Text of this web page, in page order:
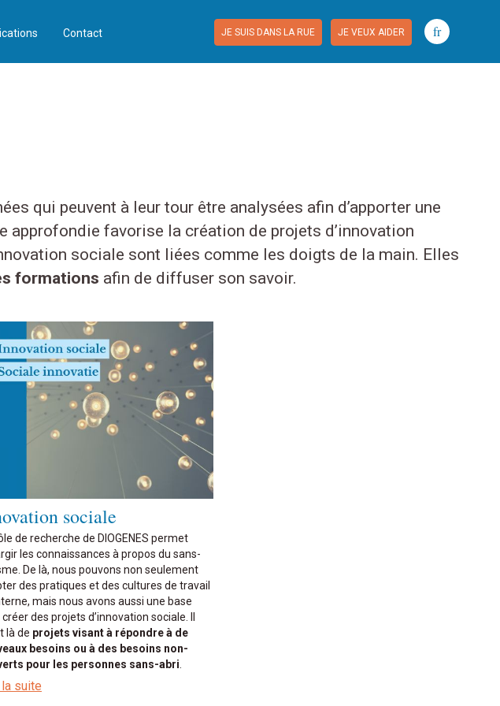
JE SUIS DANS LA RUE JE VEUX AIDER fr
Contact
qui peuvent à leur tour être analysées afin d’apporter une
approfondie favorise la création de projets d’innovation
sociale sont liées comme les doigts de la main. Elles
formations afin de diffuser son savoir.
sociale
de recherche de DIOGENES permet
les connaissances à propos du sans-
De là, nous pouvons non seulement
des pratiques et des cultures de travail
mais nous avons aussi une base
des projets d’innovation sociale. Il
là de projets visant à répondre à de
besoins ou à des besoins non-
pour les personnes sans-abri
suite